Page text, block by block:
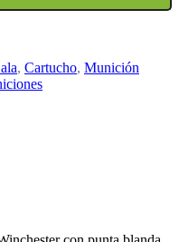
, Cartucho, Munición